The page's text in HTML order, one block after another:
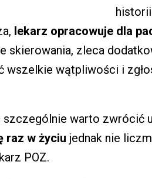
lekarz opracowuje dla
skierowania, zleca
wszelkie wątpliwości i
szczególnie warto zwrócić
raz w życiu jednak nie
POZ.